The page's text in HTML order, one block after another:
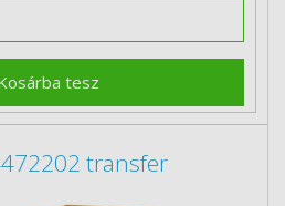
tesz
transfer